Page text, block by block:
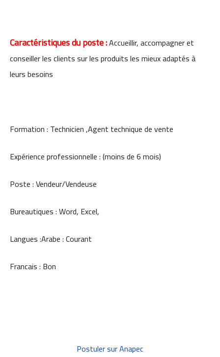
Caractéristiques du poste :Accueillir, accompagner et
conseiller les clients sur les produits les mieux adaptés à
leurs besoins
Formation : Technicien ,Agent technique de vente
Expérience professionnelle : (moins de 6 mois)
Poste : Vendeur/Vendeuse
Bureautiques : Word, Excel,
Langues :Arabe : Courant
Francais : Bon
Postuler sur Anapec